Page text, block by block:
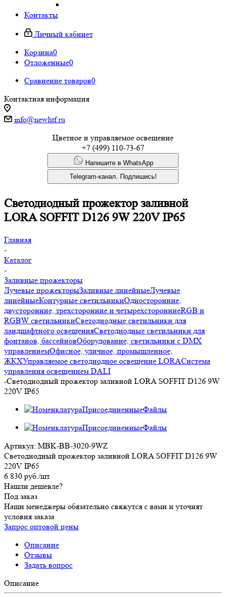
Контакты
Личный кабинет
Корзина0
Отложенные0
Сравнение товаров0
Контактная информация
info@newhtf.ru
Цветное и управляемое освещение
+7 (499) 110-73-67
Напишите в WhatsApp
Telegram-канал. Подпишись!
Светодиодный прожектор заливной
LORA SOFFIT D126 9W 220V IP65
Главная
-
Каталог
-
Заливные прожекторы
Лучевые прожекторыЗаливные линейныеЛучевые
линейныеКонтурные светильникиОдносторонние,
двусторонние, трехсторонние и четырехсторонниеRGB и
RGBW светильникиСветодиодные светильники для
ландшафтного освещенияСветодиодные светильники для
фонтанов, бассейновОборудование, светильники с DMX
управлениемОфисное, уличное, промышленное,
ЖКХУправляемое светодиодное освещение LORAСистема
управления освещением DALI
-Светодиодный прожектор заливной LORA SOFFIT D126 9W
220V IP65
Артикул: MBK-BB-3020-9WZ
Светодиодный прожектор заливной LORA SOFFIT D126 9W
220V IP65
6 830 руб./шт
Нашли дешевле?
Под заказ
Наши менеджеры обязательно свяжутся с вами и уточнят
условия заказа
Запрос оптовой цены
Описание
Отзывы
Задать вопрос
Описание